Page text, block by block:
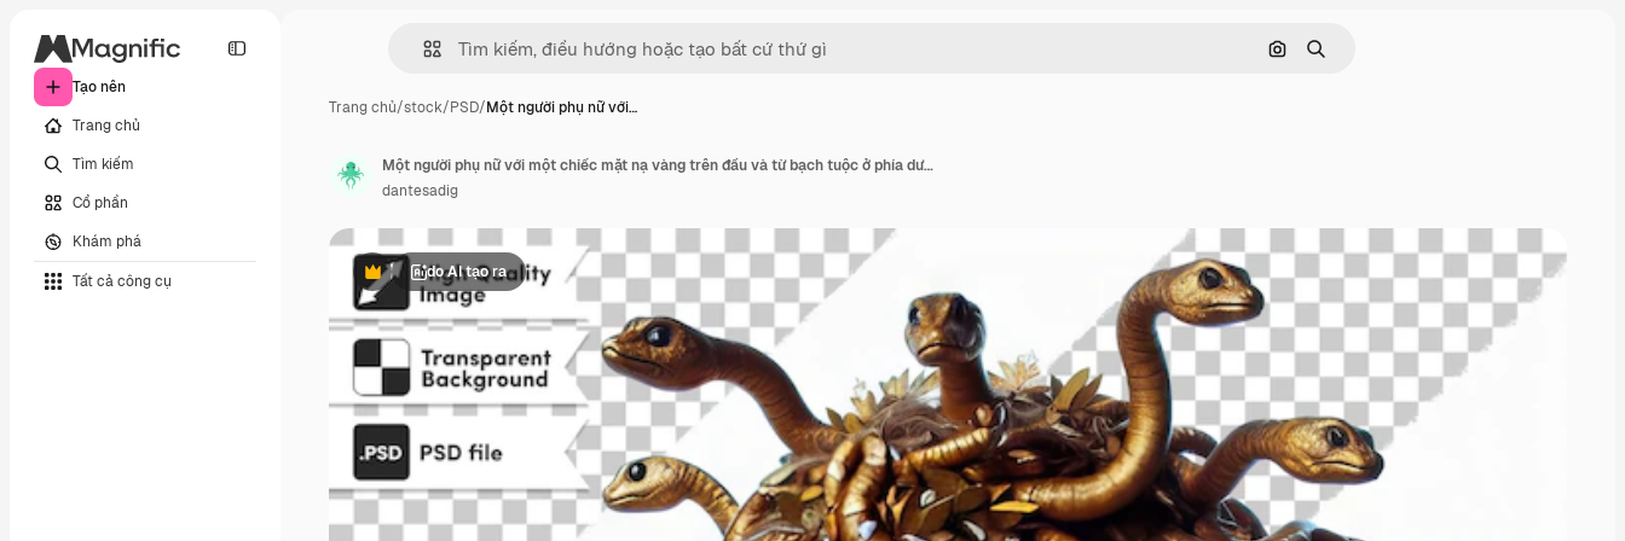
Tạo nên
Trang chủ
Tìm kiếm
Cổ phần
Khám phá
Tất cả công cụ
Tìm kiếm bằng hình ảnh
Tìm kiếm
Trang chủ/stock/PSD/Một người phụ nữ với…
Phần thưởngdo AI tạo ra
Một người phụ nữ với một chiếc mặt nạ vàng trên đầu và từ bạch tuộc ở phía dưới
dantesadig